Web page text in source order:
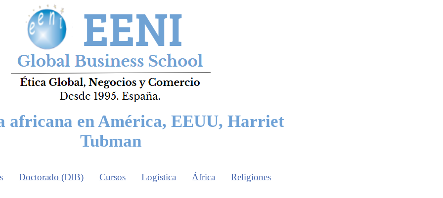
africana en América, EEUU, Harriet
Tubman
Doctorado (DIB) Cursos Logística África Religiones